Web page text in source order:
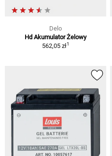
Delo
Hd Akumulator Żelowy
562,05 zł1